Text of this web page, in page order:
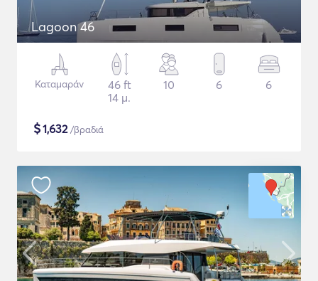
Lagoon 46
Καταμαράν
46 ft
14 μ.
10 6 6
$1,632/βραδιά